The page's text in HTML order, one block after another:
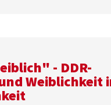
- DDR-
Weiblichkeit